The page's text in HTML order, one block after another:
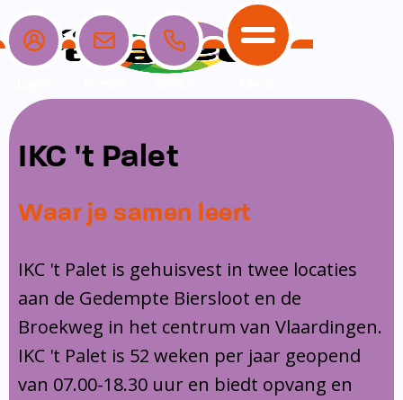
Home
School
Ons team
Schoolgids
Leerlingenzorg
Privacy
Vakanties en lesvrije dagen
Ouders
Ouders
Overblijf
Ouderraad
Medezeggenschapsraad
Klachtenregeling
Opvang
Opvang
Peuterspeelzaal
Buitenschoolse opvang
Communicatie
Communicatie
Contact
IKC 't Palet
Waar je samen leert
IKC 't Palet is gehuisvest in twee locaties
aan de Gedempte Biersloot en de
Broekweg in het centrum van Vlaardingen.
IKC 't Palet is 52 weken per jaar geopend
van 07.00-18.30 uur en biedt opvang en